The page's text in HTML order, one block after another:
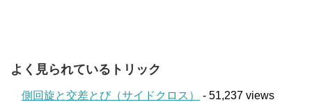
よく見られているトリック
側回旋と交差とび（サイドクロス）
- 51,237 views